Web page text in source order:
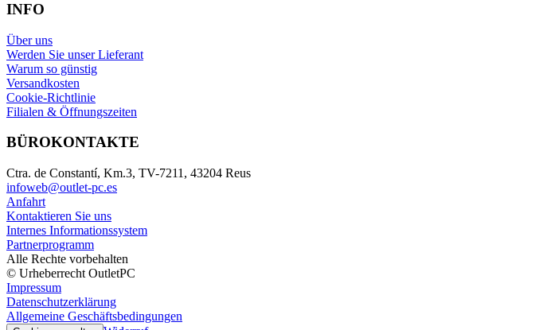
INFO
Über uns
Werden Sie unser Lieferant
Warum so günstig
Versandkosten
Cookie-Richtlinie
Filialen & Öffnungszeiten
BÜROKONTAKTE
Ctra. de Constantí, Km.3, TV-7211, 43204 Reus
infoweb@outlet-pc.es
Anfahrt
Kontaktieren Sie uns
Internes Informationssystem
Partnerprogramm
Alle Rechte vorbehalten
© Urheberrecht OutletPC
Impressum
Datenschutzerklärung
Allgemeine Geschäftsbedingungen